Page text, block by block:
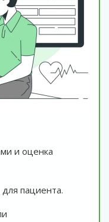
и оценка
пациента.